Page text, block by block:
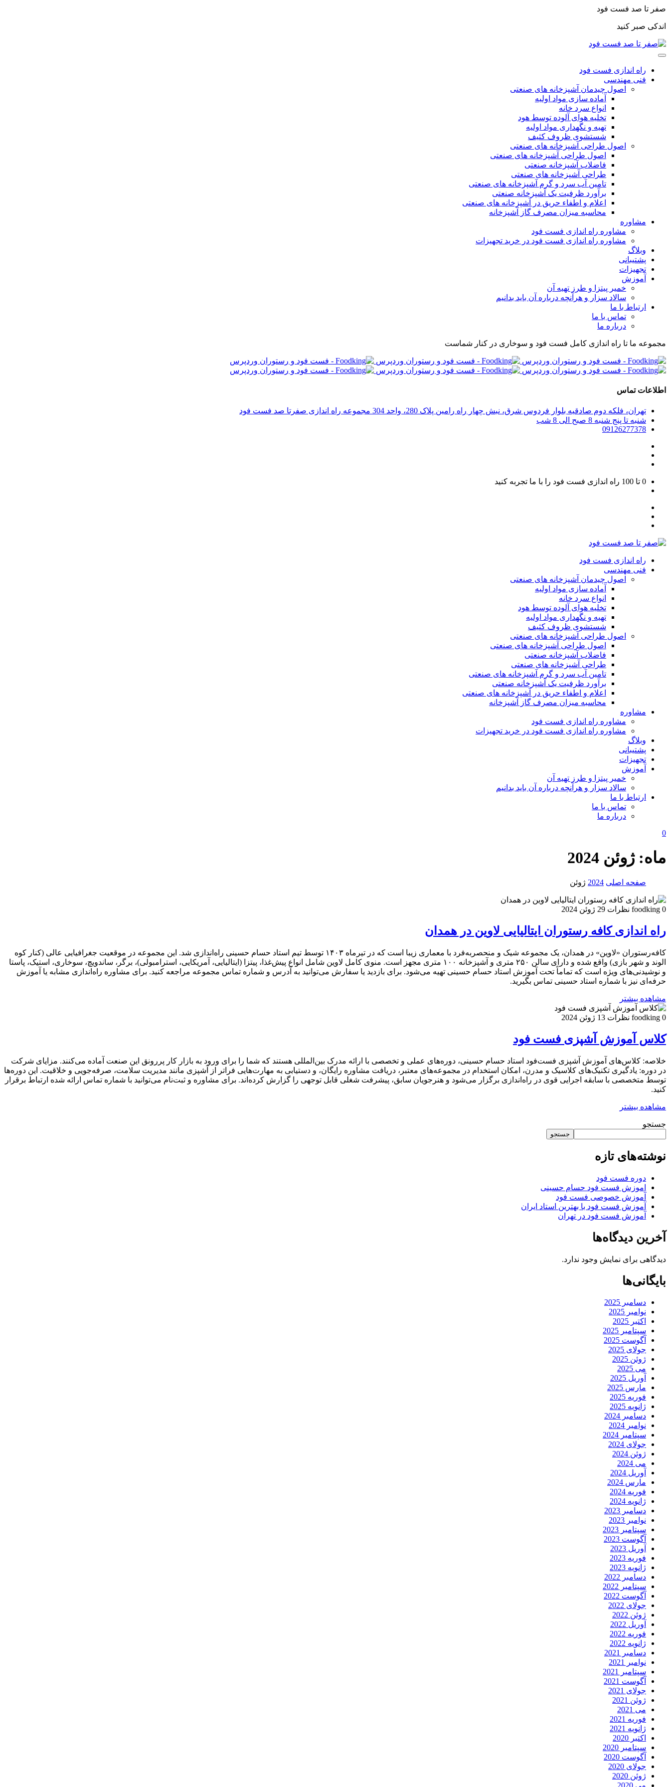
صفر تا صد فست فود
اندکی صبر کنید
راه اندازی فست فود
فنی مهندسی
اصول چیدمان آشپزخانه های صنعتی
آماده سازی مواد اولیه
انواع سرد خانه
تخلیه هوای آلوده توسط هود
تهیه و نگهداری مواد اولیه
شستشوی ظروف کثیف
اصول طراحی آشپزخانه های صنعتی
اصول طراحی آشپزخانه های صنعتی
فاضلاب آشپزخانه صنعتی
طراحی آشپزخانه های صنعتی
تامین آب سرد و گرم آشپزخانه های صنعتی
برآورد ظرفیت یک آشپزخانه صنعتی
اعلام و اطفاء حریق در آشپزخانه های صنعتی
محاسبه میزان مصرف گاز آشپزخانه
مشاوره
مشاوره راه اندازی فست فود
مشاوره راه اندازی فست فود در خرید تجهیزات
وبلاگ
پشتیبانی
تجهیزات
آموزش
خمیر پیتزا و طرز تهیه آن
سالاد سزار و هرآنچه درباره آن باید بدانیم
ارتباط با ما
تماس با ما
درباره ما
مجموعه ما تا راه اندازی کامل فست فود و سوخاری در کنار شماست
اطلاعات تماس
تهران، فلکه دوم صادقیه بلوار فردوس شرق، نبش چهار راه رامین پلاک 280، واحد 304 مجموعه راه اندازی صفرتا صد فست فود
شنبه تا پنج شنبه 8 صبح الی 8 شب
09126277378
0 تا 100 راه اندازی فست فود را با ما تجربه کنید
راه اندازی فست فود
فنی مهندسی
اصول چیدمان آشپزخانه های صنعتی
آماده سازی مواد اولیه
انواع سرد خانه
تخلیه هوای آلوده توسط هود
تهیه و نگهداری مواد اولیه
شستشوی ظروف کثیف
اصول طراحی آشپزخانه های صنعتی
اصول طراحی آشپزخانه های صنعتی
فاضلاب آشپزخانه صنعتی
طراحی آشپزخانه های صنعتی
تامین آب سرد و گرم آشپزخانه های صنعتی
برآورد ظرفیت یک آشپزخانه صنعتی
اعلام و اطفاء حریق در آشپزخانه های صنعتی
محاسبه میزان مصرف گاز آشپزخانه
مشاوره
مشاوره راه اندازی فست فود
مشاوره راه اندازی فست فود در خرید تجهیزات
وبلاگ
پشتیبانی
تجهیزات
آموزش
خمیر پیتزا و طرز تهیه آن
سالاد سزار و هرآنچه درباره آن باید بدانیم
ارتباط با ما
تماس با ما
درباره ما
0
ماه:ژوئن 2024
صفحه اصلی 2024 ژوئن
foodking 0 نظرات 29 ژوئن 2024
راه اندازی کافه رستوران ایتالیایی لاوین در همدان
کافه‌رستوران «لاوین» در همدان، یک مجموعه شیک و منحصربه‌فرد با معماری زیبا است که در تیرماه ۱۴۰۳ توسط تیم استاد حسام حسینی راه‌اندازی شد. این مجموعه در موقعیت جغرافیایی عالی (کنار کوه
الوند و شهر بازی) واقع شده و دارای سالن ۲۵۰ متری و آشپزخانه ۱۰۰ متری مجهز است. منوی کامل لاوین شامل انواع پیش‌غذا، پیتزا (ایتالیایی، آمریکایی، استرامبولی)، برگر، ساندویچ، سوخاری، استیک، پاستا
و نوشیدنی‌های ویژه است که تماماً تحت آموزش استاد حسام حسینی تهیه می‌شود. برای بازدید یا سفارش می‌توانید به آدرس و شماره تماس مجموعه مراجعه کنید. برای مشاوره راه‌اندازی مشابه یا آموزش
حرفه‌ای نیز با شماره استاد حسینی تماس بگیرید.
مشاهده بیشتر
foodking 0 نظرات 13 ژوئن 2024
کلاس آموزش آشپزی فست فود
خلاصه: کلاس‌های آموزش آشپزی فست‌فود استاد حسام حسینی، دوره‌های عملی و تخصصی با ارائه مدرک بین‌المللی هستند که شما را برای ورود به بازار کار پررونق این صنعت آماده می‌کنند. مزایای شرکت
در دوره: یادگیری تکنیک‌های کلاسیک و مدرن، امکان استخدام در مجموعه‌های معتبر، دریافت مشاوره رایگان، و دستیابی به مهارت‌هایی فراتر از آشپزی مانند مدیریت سلامت، صرفه‌جویی و خلاقیت. این دوره‌ها
توسط متخصصی با سابقه اجرایی قوی در راه‌اندازی برگزار می‌شود و هنرجویان سابق، پیشرفت شغلی قابل توجهی را گزارش کرده‌اند. برای مشاوره و ثبت‌نام می‌توانید با شماره تماس ارائه شده ارتباط برقرار
کنید.
مشاهده بیشتر
جستجو
جستجو
نوشته‌های تازه
دوره فست فود
اموزش فست فود حسام حسینی
آموزش خصوصی فست فود
آموزش فست فود با بهترین استاد ایران
آموزش فست فود در تهران
آخرین دیدگاه‌ها
دیدگاهی برای نمایش وجود ندارد.
بایگانی‌ها
دسامبر 2025
نوامبر 2025
اکتبر 2025
سپتامبر 2025
آگوست 2025
جولای 2025
ژوئن 2025
می 2025
آوریل 2025
مارس 2025
فوریه 2025
ژانویه 2025
دسامبر 2024
نوامبر 2024
سپتامبر 2024
جولای 2024
ژوئن 2024
می 2024
آوریل 2024
مارس 2024
فوریه 2024
ژانویه 2024
دسامبر 2023
نوامبر 2023
سپتامبر 2023
آگوست 2023
آوریل 2023
فوریه 2023
ژانویه 2023
دسامبر 2022
سپتامبر 2022
آگوست 2022
جولای 2022
ژوئن 2022
آوریل 2022
فوریه 2022
ژانویه 2022
دسامبر 2021
نوامبر 2021
سپتامبر 2021
آگوست 2021
جولای 2021
ژوئن 2021
می 2021
فوریه 2021
ژانویه 2021
اکتبر 2020
سپتامبر 2020
آگوست 2020
جولای 2020
ژوئن 2020